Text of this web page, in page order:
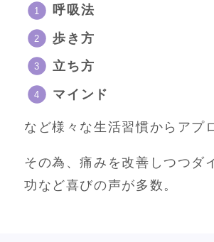
呼吸法
歩き方
立ち方
マインド
など様々な生活習慣からアプ
その為、痛みを改善しつつダ
功など喜びの声が多数。